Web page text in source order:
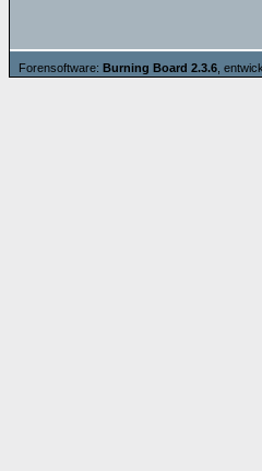
Forensoftware: Burning Board 2.3.6 ,